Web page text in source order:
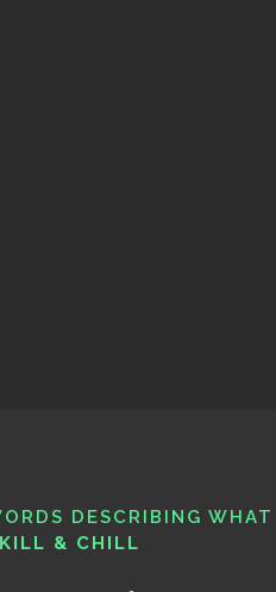
DESCRIBING WHAT
& CHILL